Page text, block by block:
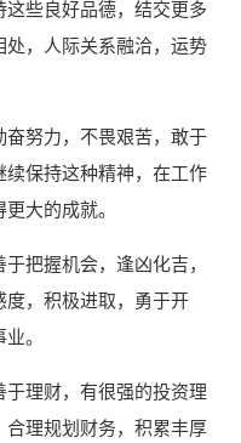
些良好品德，结交更多
，人际关系融洽，运势
努力，不畏艰苦，敢于
保持这种精神，在工作
大的成就。
把握机会，逢凶化吉，
，积极进取，勇于开
。
理财，有很强的投资理
理规划财务，积累丰厚